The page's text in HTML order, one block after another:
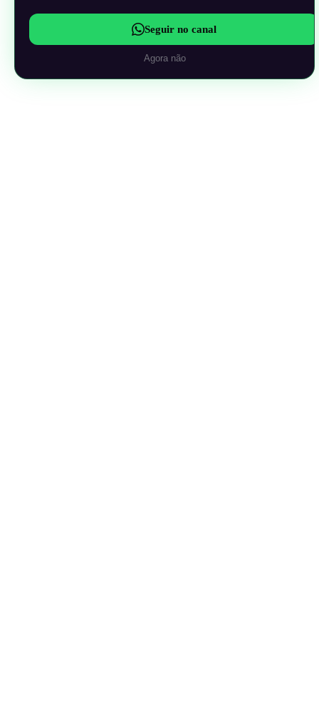
Seguir no canal
Agora não